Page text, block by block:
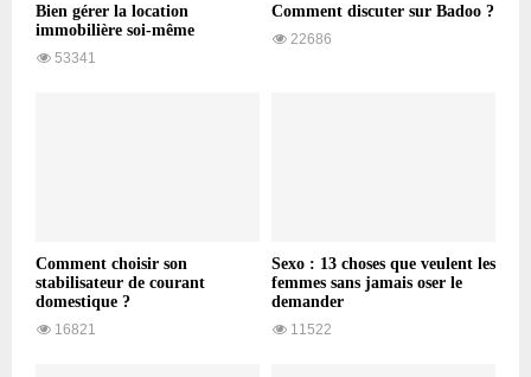
Bien gérer la location
immobilière soi-même
53341
Comment discuter sur Badoo ?
22686
Comment choisir son
stabilisateur de courant
domestique ?
16821
Sexo : 13 choses que veulent les
femmes sans jamais oser le
demander
11522